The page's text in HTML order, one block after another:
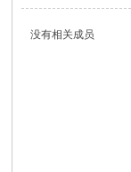
没有相关成员